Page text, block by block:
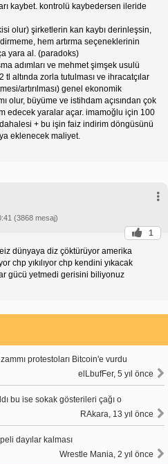
kaybet. kontrolü kaybedersen ileride
olur) şirketlerin kan kaybı derinleşsin,
hem artırma seçeneklerinin
yara al. (paradoks)
adımları ve mehmet şimşek usulü
altında zorla tutulması ve ihracatçılar
artırılması) genel ekonomik
olur, büyüme ve istihdam açısından çok
edecek yaralar açar. imamoğlu için 100
+ bu işin faiz indirim döngüsünü
eklenecek maliyet.
(3868 mesaj)
1
dünyaya diz çöktürüyor amerika
chp yıkılıyor chp kendini yıkacak
gücü yetmedi gerisini biliyonuz
protestoları Bitcoin'e vurdu
elLbufFer, 5 yıl önce
bu ise sokak gösterileri çağı o
RAkara, 13 yıl önce
dayılar kalması
Wrestle Mania, 2 yıl önce